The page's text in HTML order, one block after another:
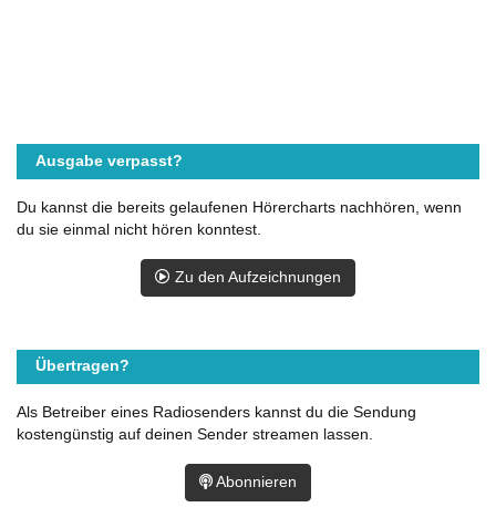
Ausgabe verpasst?
Du kannst die bereits gelaufenen Hörercharts nachhören, wenn
du sie einmal nicht hören konntest.
Zu den Aufzeichnungen
Übertragen?
Als Betreiber eines Radiosenders kannst du die Sendung
kostengünstig auf deinen Sender streamen lassen.
Abonnieren